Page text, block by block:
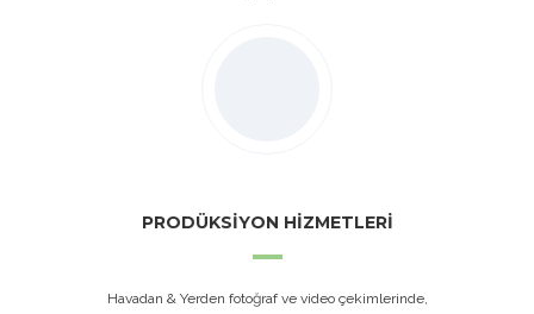
PRODÜKSİYON HİZMETLERİ
Havadan & Yerden fotoğraf ve video çekimlerinde,